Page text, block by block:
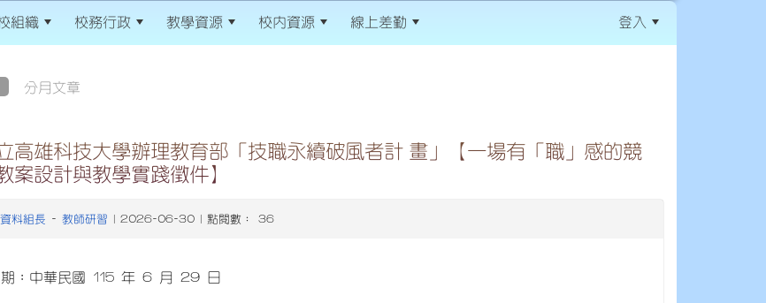
組織 校務行政 教學資源 校內資源 線上差勤 登入
分月文章
高雄科技大學辦理教育部「技職永續破風者計 畫」【一場有「職」感的競
設計與教學實踐徵件】
資料組長 - 教師研習 | 2026-06-30 | 點閱數： 36
期：中華民國 115 年 6 月 29 日